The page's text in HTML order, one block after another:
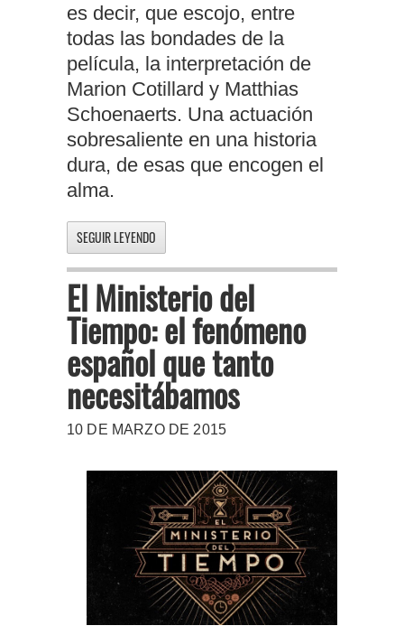
es decir, que escojo, entre
todas las bondades de la
película, la interpretación de
Marion Cotillard y Matthias
Schoenaerts. Una actuación
sobresaliente en una historia
dura, de esas que encogen el
alma.
SEGUIR LEYENDO
El Ministerio del
Tiempo: el fenómeno
español que tanto
necesitábamos
10 DE MARZO DE 2015